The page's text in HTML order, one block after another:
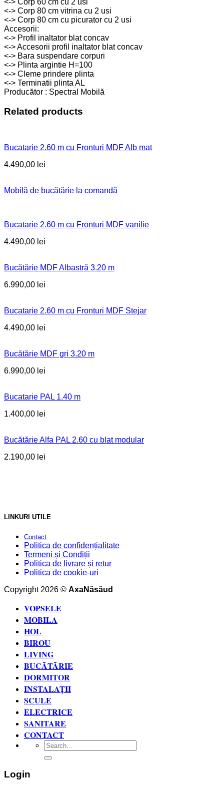
<-> Corp 80 cm vitrina cu 2 usi
<-> Corp 80 cm cu picurator cu 2 usi
Accesorii:
<-> Profil inaltator blat concav
<-> Accesorii profil inaltator blat concav
<-> Bara suspendare corpuri
<-> Plinta argintie H=100
<-> Cleme prindere plinta
<-> Terminatii plinta AL
Producător : Spectral Mobilă
Related products
Bucatarie 2.60 m cu Fronturi MDF Alb mat
4.490,00 lei
Mobilă de bucătărie la comandă
Bucatarie 2.60 m cu Fronturi MDF vanilie
4.490,00 lei
Bucătărie MDF Albastră 3.20 m
6.990,00 lei
Bucatarie 2.60 m cu Fronturi MDF Stejar
4.490,00 lei
Bucătărie MDF gri 3.20 m
6.990,00 lei
Bucatarie PAL 1.40 m
1.400,00 lei
Bucătărie Alfa PAL 2.60 cu blat modular
2.190,00 lei
LINKURI UTILE
Contact
Politica de confidențialitate
Termeni și Condiții
Politica de livrare și retur
Politica de cookie-uri
Copyright 2026 © AxaNăsăud
VOPSELE
MOBILA
HOL
BIROU
LIVING
BUCĂTĂRIE
DORMITOR
INSTALAȚII
SCULE
ELECTRICE
SANITARE
CONTACT
Search
for:
Login